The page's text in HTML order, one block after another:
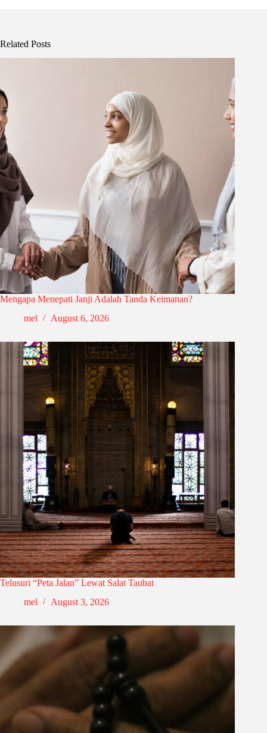
Related Posts
Mengapa Menepati Janji Adalah Tanda Keimanan?
mel
August 6, 2026
Telusuri “Peta Jalan” Lewat Salat Taubat
mel
August 3, 2026